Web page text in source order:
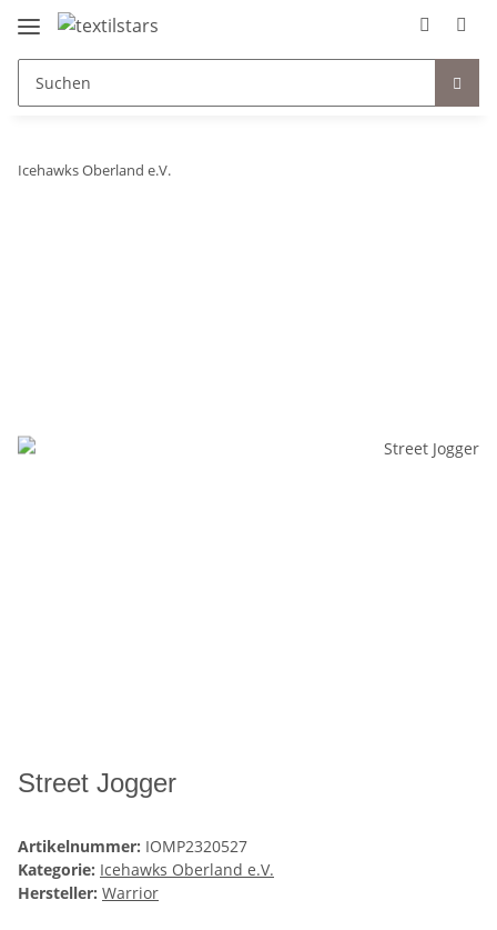
Icehawks Oberland e.V.
Street Jogger
Artikelnummer: IOMP2320527
Kategorie: Icehawks Oberland e.V.
Hersteller: Warrior